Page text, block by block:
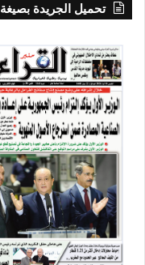
تحميل الجريدة بصيغة PDF